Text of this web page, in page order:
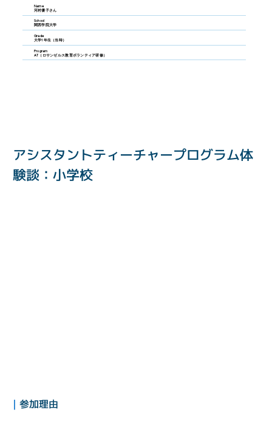
Name
河村優子さん
School
関西学院大学
Grade
大学1年生（当時）
Program
AT（ロサンゼルス教育ボランティア研修）
アシスタントティーチャープログラム体
験談：小学校
| 参加理由